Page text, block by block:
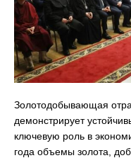
Золотодобывающая
демонстрирует
ключевую роль в
года объемы золота,